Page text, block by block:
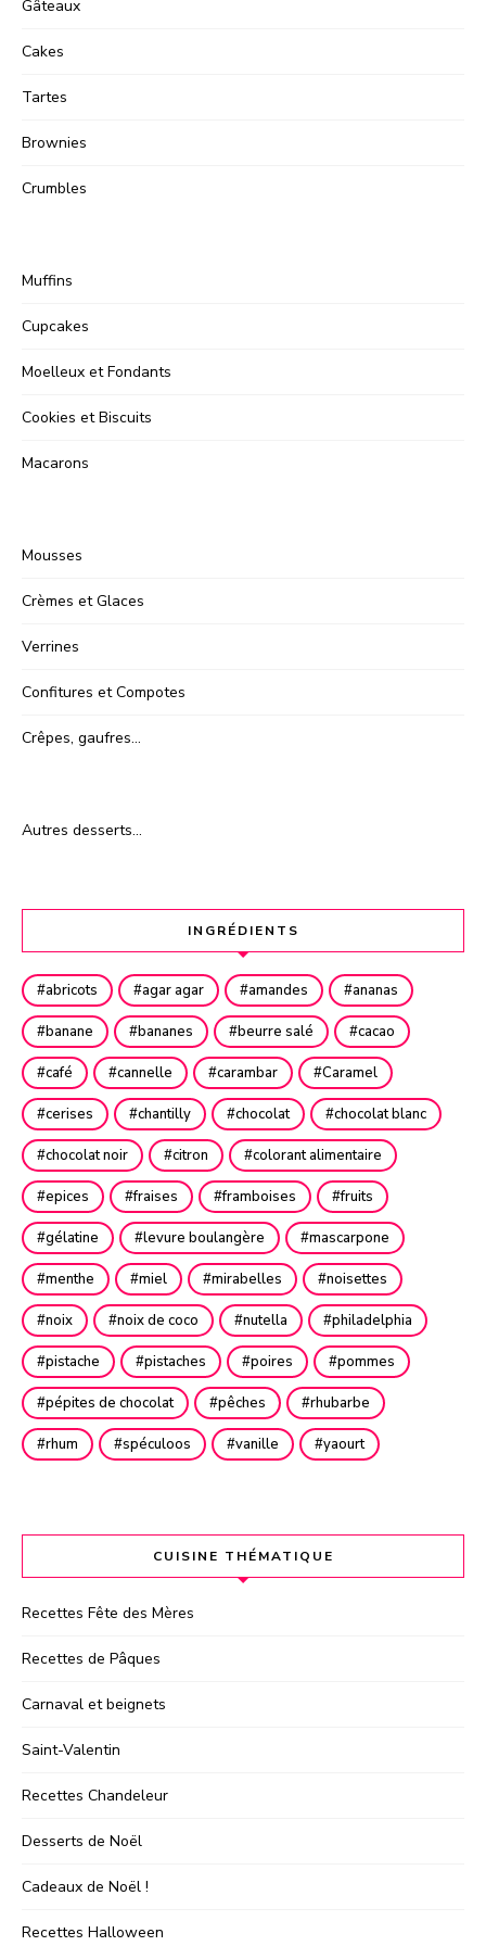
Gâteaux
Cakes
Tartes
Brownies
Crumbles
Muffins
Cupcakes
Moelleux et Fondants
Cookies et Biscuits
Macarons
Mousses
Crèmes et Glaces
Verrines
Confitures et Compotes
Crêpes, gaufres…
Autres desserts…
INGRÉDIENTS
abricots agar agar amandes ananas
banane bananes beurre salé cacao
café cannelle carambar Caramel
cerises chantilly chocolat chocolat blanc
chocolat noir citron colorant alimentaire
epices fraises framboises fruits
gélatine levure boulangère mascarpone
menthe miel mirabelles noisettes
noix noix de coco nutella philadelphia
pistache pistaches poires pommes
pépites de chocolat pêches rhubarbe
rhum spéculoos vanille yaourt
CUISINE THÉMATIQUE
Recettes Fête des Mères
Recettes de Pâques
Carnaval et beignets
Saint-Valentin
Recettes Chandeleur
Desserts de Noël
Cadeaux de Noël !
Recettes Halloween